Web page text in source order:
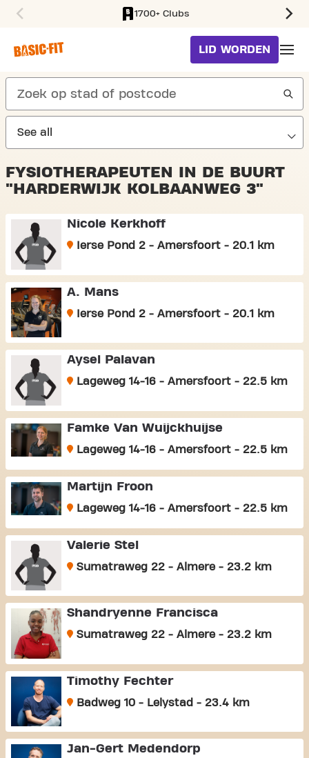
1700+ Clubs
LID WORDEN
search
FYSIOTHERAPEUTEN IN DE BUURT
"HARDERWIJK KOLBAANWEG 3"
Nicole Kerkhoff
Ierse Pond 2 - Amersfoort - 20.1 km
A. Mans
Ierse Pond 2 - Amersfoort - 20.1 km
Aysel Palavan
Lageweg 14-16 - Amersfoort - 22.5 km
Famke Van Wuijckhuijse
Lageweg 14-16 - Amersfoort - 22.5 km
Martijn Froon
Lageweg 14-16 - Amersfoort - 22.5 km
Valerie Stel
Sumatraweg 22 - Almere - 23.2 km
Shandryenne Francisca
Sumatraweg 22 - Almere - 23.2 km
Timothy Fechter
Badweg 10 - Lelystad - 23.4 km
Jan-Gert Medendorp